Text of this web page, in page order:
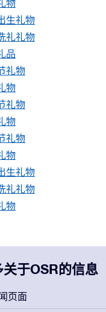
物
生礼物
礼礼物
品
礼物
物
礼物
物
礼物
物
生礼物
礼礼物
物
关于OSR的信息
页面